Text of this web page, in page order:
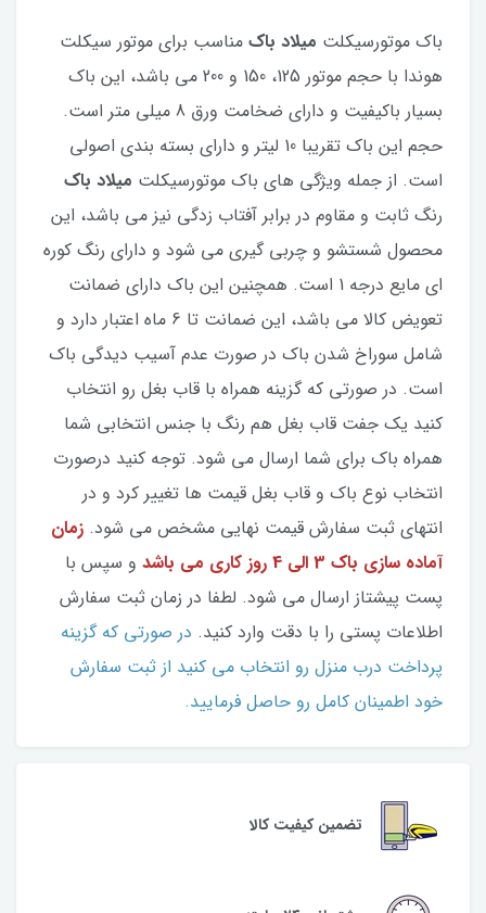
باک موتورسیکلت میلاد باک مناسب برای موتور سیکلت
هوندا با حجم موتور 125، 150 و 200 می باشد، این باک
بسیار باکیفیت و دارای ضخامت ورق 8 میلی متر است.
حجم این باک تقریبا 10 لیتر و دارای بسته بندی اصولی
است. از جمله ویژگی های باک موتورسیکلت میلاد باک
رنگ ثابت و مقاوم در برابر آفتاب زدگی نیز می باشد، این
محصول شستشو و چربی گیری می شود و دارای رنگ کوره
ای مایع درجه 1 است. همچنین این باک دارای ضمانت
تعویض کالا می باشد، این ضمانت تا 6 ماه اعتبار دارد و
شامل سوراخ شدن باک در صورت عدم آسیب دیدگی باک
است. در صورتی که گزینه همراه با قاب بغل رو انتخاب
کنید یک جفت قاب بغل هم رنگ با جنس انتخابی شما
همراه باک برای شما ارسال می شود. توجه کنید درصورت
انتخاب نوع باک و قاب بغل قیمت ها تغییر کرد و در
انتهای ثبت سفارش قیمت نهایی مشخص می شود. زمان
آماده سازی باک 3 الی 4 روز کاری می باشد
و سپس با
پست پیشتاز ارسال می شود. لطفا در زمان ثبت سفارش
اطلاعات پستی را با دقت وارد کنید. در صورتی که گزینه
پرداخت درب منزل رو انتخاب می کنید از ثبت سفارش
خود اطمینان کامل رو حاصل فرمایید.
تضمین کیفیت کالا